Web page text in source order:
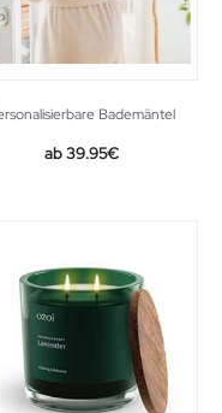
Bademäntel
39.95€